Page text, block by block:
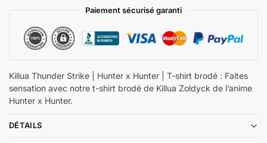
Paiement sécurisé garanti
Killua Thunder Strike | Hunter x Hunter | T-shirt brodé : Faites
sensation avec notre t-shirt brodé de Killua Zoldyck de l’anime
Hunter x Hunter.
DÉTAILS